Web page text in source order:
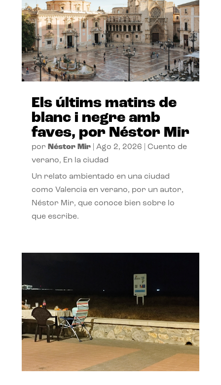
Els últims matins de
blanc i negre amb
faves, por Néstor Mir
por Néstor Mir| Ago 2, 2026
Cuento de
verano, En la ciudad
Un relato ambientado en una ciudad
como Valencia en verano, por un autor,
Néstor Mir, que conoce bien sobre lo
que escribe.